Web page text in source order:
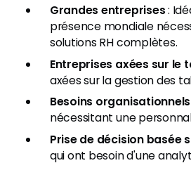
Grandes entreprises:
présence mondiale
solutions RH complètes.
Entreprises axées sur le
axées sur la gestion des
Besoins
nécessitant une
Prise de décision basée
qui ont besoin d'une